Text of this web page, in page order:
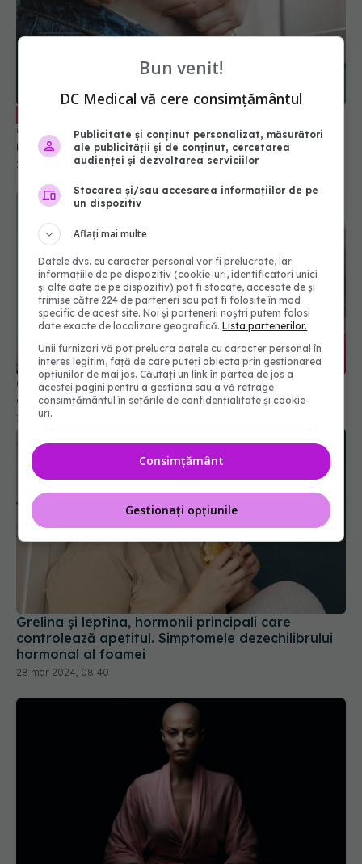
abdominală. Dr. Florin Bălănică: Crește și
rezistența la insulină
24 mai 2024, 16:47
Osteoporoza, tratată mai eficient? Descoperirea
care ar putea reduce riscul de fracturi
19 mai 2026, 14:58
Grelina și leptina, hormonii principali care
controlează apetitul. Simptomele dezechilibrului
hormonal al foamei
28 mar 2024, 08:40
Bun venit!
DC Medical vă cere consimțământul
Publicitate și conținut personalizat, măsurători
ale publicității și de conținut, cercetarea
audienței și dezvoltarea serviciilor
Stocarea și/sau accesarea informațiilor de pe
un dispozitiv
Aflați mai multe
Datele dvs. cu caracter personal vor fi prelucrate, iar
informațiile de pe dispozitiv (cookie-uri, identificatori unici
și alte date de pe dispozitiv) pot fi stocate, accesate de și
trimise către 224 de parteneri sau pot fi folosite în mod
specific de acest site. Noi și partenerii noștri putem folosi
date exacte de localizare geografică.Lista partenerilor.
Unii furnizori vă pot prelucra datele cu caracter personal în
interes legitim, față de care puteți obiecta prin gestionarea
opțiunilor de mai jos. Căutați un link în partea de jos a
acestei pagini pentru a gestiona sau a vă retrage
consimțământul în setările de confidențialitate și cookie-
uri.
Consimțământ
Gestionați opțiunile